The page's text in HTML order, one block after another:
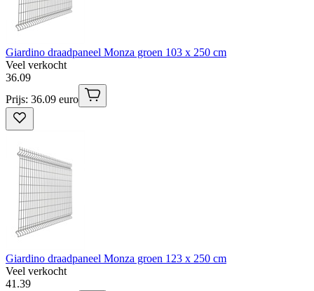
Giardino draadpaneel Monza groen 103 x 250 cm
Veel verkocht
36.09
Prijs: 36.09 euro
Giardino draadpaneel Monza groen 123 x 250 cm
Veel verkocht
41 .39